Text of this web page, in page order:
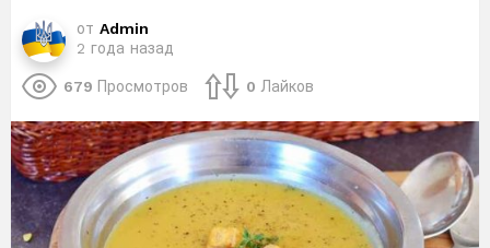
от Admin
2 года назад
679 Просмотров 0 Лайков